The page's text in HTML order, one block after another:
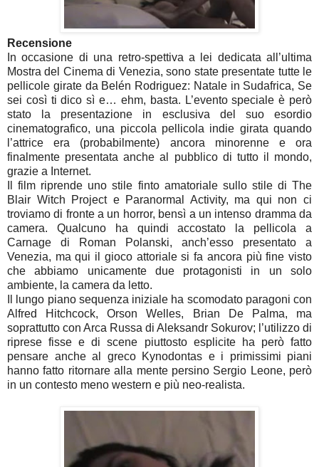
Recensione
In occasione di una retro-spettiva a lei dedicata all’ultima
Mostra del Cinema di Venezia, sono state presentate tutte le
pellicole girate da Belén Rodriguez: Natale in Sudafrica, Se
sei così ti dico sì e… ehm, basta. L’evento speciale è però
stato la presentazione in esclusiva del suo esordio
cinematografico, una piccola pellicola indie girata quando
l’attrice era (probabilmente) ancora minorenne e ora
finalmente presentata anche al pubblico di tutto il mondo,
grazie a Internet.
Il film riprende uno stile finto amatoriale sullo stile di The
Blair Witch Project e Paranormal Activity, ma qui non ci
troviamo di fronte a un horror, bensì a un intenso dramma da
camera. Qualcuno ha quindi accostato la pellicola a
Carnage di Roman Polanski, anch’esso presentato a
Venezia, ma qui il gioco attoriale si fa ancora più fine visto
che abbiamo unicamente due protagonisti in un solo
ambiente, la camera da letto.
Il lungo piano sequenza iniziale ha scomodato paragoni con
Alfred Hitchcock, Orson Welles, Brian De Palma, ma
soprattutto con Arca Russa di Aleksandr Sokurov; l’utilizzo di
riprese fisse e di scene piuttosto esplicite ha però fatto
pensare anche al greco Kynodontas e i primissimi piani
hanno fatto ritornare alla mente persino Sergio Leone, però
in un contesto meno western e più neo-realista.